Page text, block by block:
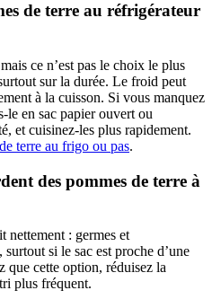
de terre au réfrigérateur
ce n’est pas le choix le plus
sur la durée. Le froid peut
à la cuisson. Si vous manquez
le en sac papier ouvert ou
et cuisinez-les plus rapidement.
terre au frigo ou pas.
des pommes de terre à
nettement : germes et
si le sac est proche d’une
que cette option, réduisez la
plus fréquent.